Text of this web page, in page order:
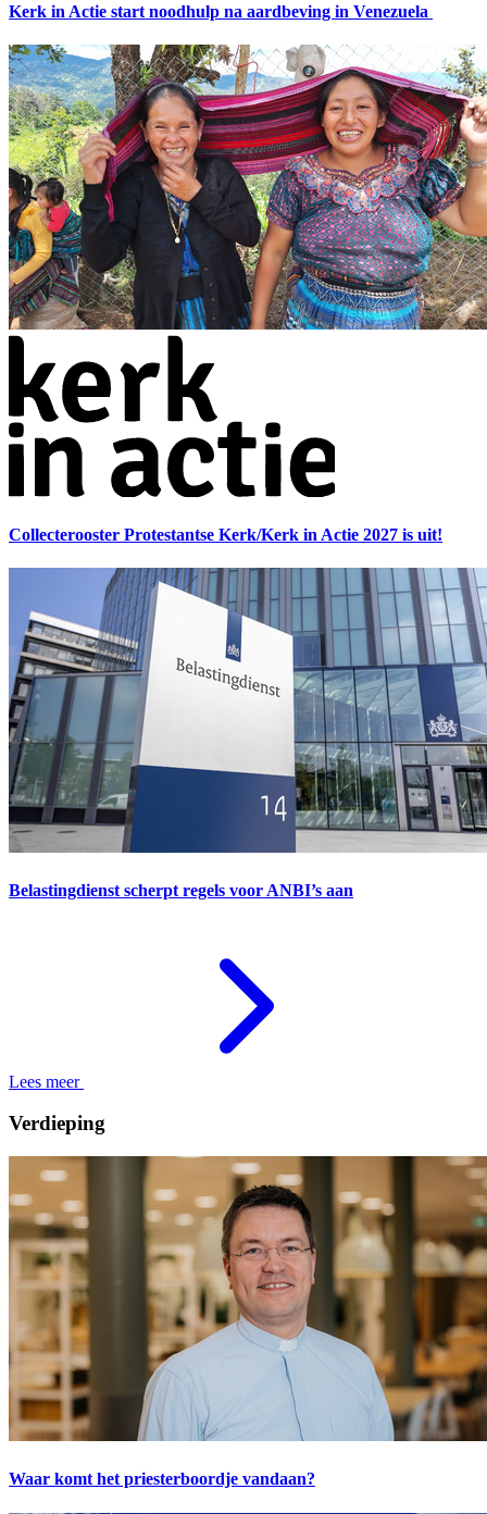
Kerk in Actie start noodhulp na aardbeving in Venezuela
Collecterooster Protestantse Kerk/Kerk in Actie 2027 is uit!
Belastingdienst scherpt regels voor ANBI’s aan
Lees meer
Verdieping
Waar komt het priesterboordje vandaan?